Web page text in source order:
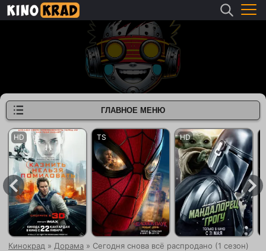
Кинокрад » Дорама » Сегодня снова всё распродано (1 сезон)
ГЛАВНОЕ МЕНЮ